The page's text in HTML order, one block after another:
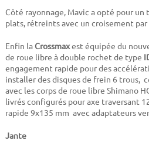
Côté rayonnage, Mavic a opté pour
plats, rétreints avec un croisement par
Enfin laCrossmaxest équipée du
de roue libre à double rochet de type
engagement rapide pour des
installer des disques de frein 6 trous,
avec les corps de roue libre Shimano
livrés configurés pour axe traversant
rapide 9x135 mm avec adaptateurs
Jante